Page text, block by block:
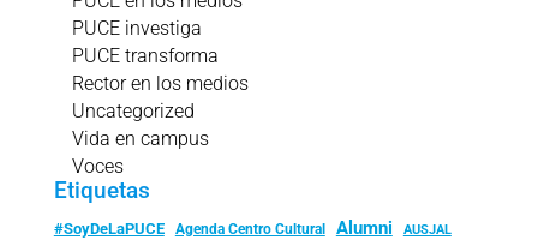
PUCE investiga
PUCE transforma
Rector en los medios
Uncategorized
Vida en campus
Voces
Etiquetas
#SoyDeLaPUCE Agenda Centro Cultural Alumni
AUSJAL